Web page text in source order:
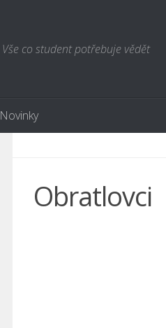
Vše co student potřebuje vědět
Novinky
Obratlovci